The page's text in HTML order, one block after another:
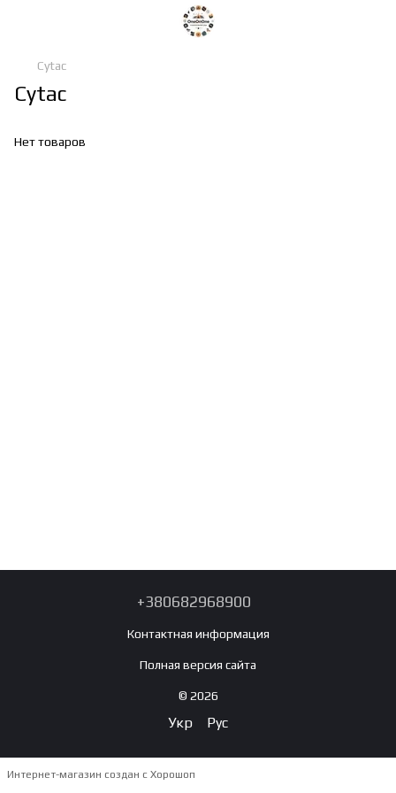
Cytac
Cytac
Нет товаров
+380682968900
Контактная информация
Полная версия сайта
© 2026
Укр Рус
Интернет-магазин создан с Хорошоп